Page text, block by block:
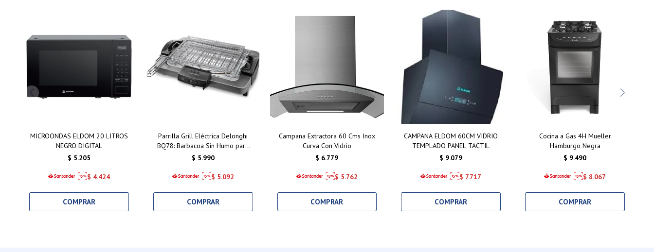
MICROONDAS ELDOM 20 LITROS
NEGRO DIGITAL
$ 5.205
$ 4.424
Parrilla Grill Eléctrica Delonghi
BQ78: Barbacoa Sin Humo para
Asados Saludables en Casa
$ 5.990
$ 5.092
Campana Extractora 60 Cms Inox
Curva Con Vidrio
$ 6.779
$ 5.762
CAMPANA ELDOM 60CM VIDRIO
TEMPLADO PANEL TACTIL
$ 9.079
$ 7.717
Cocina a Gas 4H Mueller
Hamburgo Negra
$ 9.490
$ 8.067